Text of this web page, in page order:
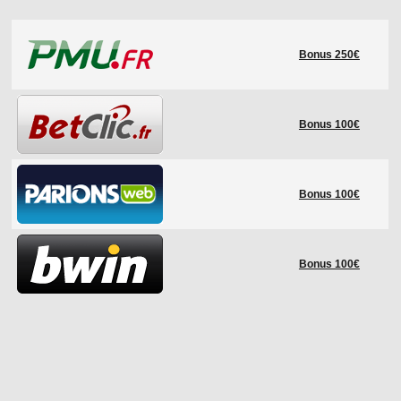
LES STADES
HISTORIQUE
COUPE DES CONFÉDÉRATIONS
Bonus 250€
Bonus 100€
Bonus 100€
Bonus 100€